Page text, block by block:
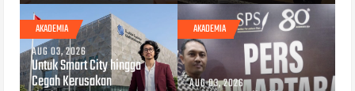
AKADEMIA
AUG 03, 2026
Untuk Smart City hingga
Cegah Kerusakan
AKADEMIA
AUG 03, 2026